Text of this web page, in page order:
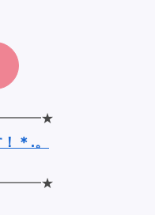
＊.。